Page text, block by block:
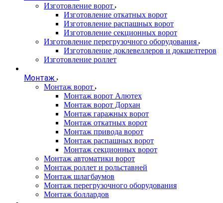
Изготовление ворот
Изготовление откатных ворот
Изготовление распашных ворот
Изготовление секционных ворот
Изготовление перегрузочного оборудования
Изготовление доклевеллеров и докшелтеров
Изготовление роллет
Монтаж
Монтаж ворот
Монтаж ворот Алютех
Монтаж ворот Дорхан
Монтаж гаражных ворот
Монтаж откатных ворот
Монтаж привода ворот
Монтаж распашных ворот
Монтаж секционных ворот
Монтаж автоматики ворот
Монтаж роллет и рольставней
Монтаж шлагбаумов
Монтаж перегрузочного оборудования
Монтаж боллардов